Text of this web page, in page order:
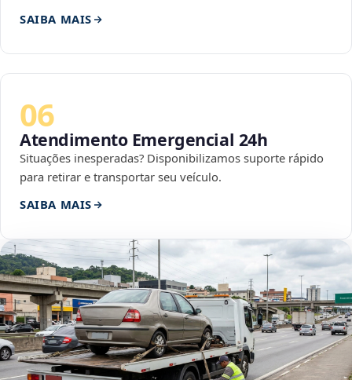
SAIBA MAIS
06
Atendimento Emergencial 24h
Situações inesperadas? Disponibilizamos suporte rápido
para retirar e transportar seu veículo.
SAIBA MAIS